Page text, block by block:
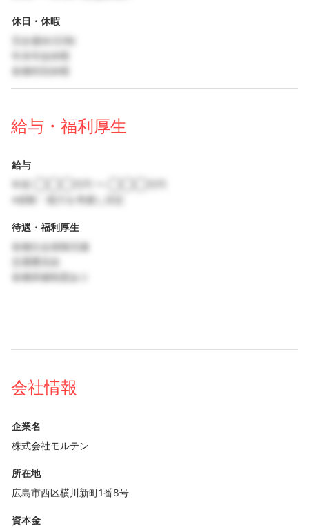
休日・休暇
完全週休2日制
年末年始休暇
各種特別休暇
給与・福利厚生
給与
※経験・能力を考慮し決定
待遇・福利厚生
各種社会保険完備
交通費支給
各種研修制度あり
会社情報
企業名
株式会社モルテン
所在地
広島市西区横川新町1番8号
資本金